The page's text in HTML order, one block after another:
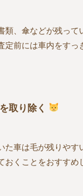
類、傘などが残って
定前には車内をすっ
取り除く
た車は毛が残りやす
おくことをおすすめ